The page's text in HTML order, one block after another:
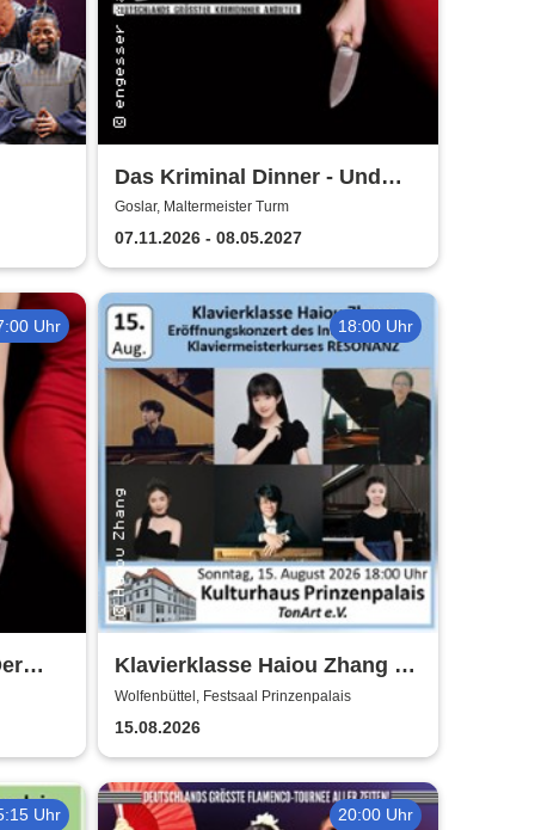
Das Kriminal Dinner - Und
raus bist du
Goslar, Maltermeister Turm
07.11.2026 - 08.05.2027
Uhr 18:00 Uhr
Klavierklasse Haiou Zhang -
Eröffnungskonzert des
Meisterkurses RESONANZ
Wolfenbüttel, Festsaal Prinzenpalais
15.08.2026
Uhr 20:00 Uhr